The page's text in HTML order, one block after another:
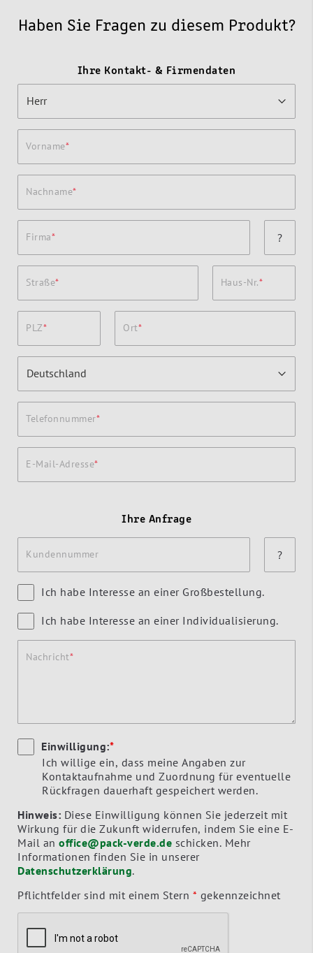
Haben Sie Fragen zu diesem Produkt?
Ihre Kontakt- & Firmendaten
Vorname
Nachname
Firma ?
Straße Haus-Nr.
PLZ Ort
Telefonnummer
E-Mail-Adresse
Ihre Anfrage
Kundennummer ?
Ich habe Interesse an einer Großbestellung.
Ich habe Interesse an einer Individualisierung.
Nachricht
Einwilligung:*
Ich willige ein, dass meine Angaben zur
Kontaktaufnahme und Zuordnung für eventuelle
Rückfragen dauerhaft gespeichert werden.
Hinweis: Diese Einwilligung können Sie jederzeit mit
Wirkung für die Zukunft widerrufen, indem Sie eine E-
Mail an office@pack-verde.de
Informationen finden Sie in unserer
Datenschutzerklärung.
Pflichtfelder sind mit einem Stern * gekennzeichnet